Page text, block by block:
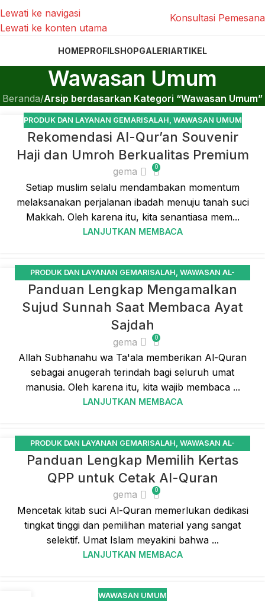
Lewati ke navigasi
Lewati ke konten utama
Konsultasi
HOMEPROFILSHOPGALERIARTIKEL
Wawasan Umum
Beranda/Arsip berdasarkan Kategori “Wawasan Umum”
PRODUK DAN LAYANAN GEMARISALAH WAWASAN UMUM
Rekomendasi Al-Qur’an Souvenir
Haji dan Umroh Berkualitas Premium
gema 0
Setiap muslim selalu mendambakan momentum
melaksanakan perjalanan ibadah menuju tanah suci
Makkah. Oleh karena itu, kita senantiasa mem...
LANJUTKAN MEMBACA
02 PRODUK DAN LAYANAN GEMARISALAH, WAWASAN AL-
QUR'AN ,WAWASAN UMUM
Panduan Lengkap Mengamalkan
Sujud Sunnah Saat Membaca Ayat
Sajdah
gema 0
Allah Subhanahu wa Ta'ala memberikan Al-Quran
sebagai anugerah terindah bagi seluruh umat
manusia. Oleh karena itu, kita wajib membaca ...
LANJUTKAN MEMBACA
01 PRODUK DAN LAYANAN GEMARISALAH WAWASAN AL-
QUR'AN,WAWASAN UMUM
Panduan Lengkap Memilih Kertas
QPP untuk Cetak Al-Quran
gema 0
Mencetak kitab suci Al-Quran memerlukan dedikasi
tingkat tinggi dan pemilihan material yang sangat
selektif. Umat Islam meyakini bahwa ...
LANJUTKAN MEMBACA
WAWASAN UMUM